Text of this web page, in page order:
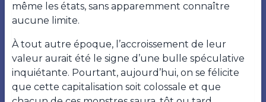
même les états, sans apparemment connaître
aucune limite.
À tout autre époque, l’accroissement de leur
valeur aurait été le signe d’une bulle spéculative
inquiétante. Pourtant, aujourd’hui, on se félicite
que cette capitalisation soit colossale et que